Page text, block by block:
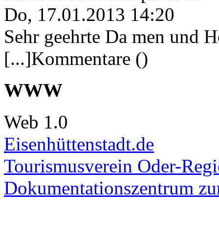
Do, 17.01.2013 14:20
Sehr geehrte Da men und
[...]Kommentare ()
WWW
Web 1.0
Eisenhüttenstadt.de
Tourismusverein Oder-
Dokumentationszentrum